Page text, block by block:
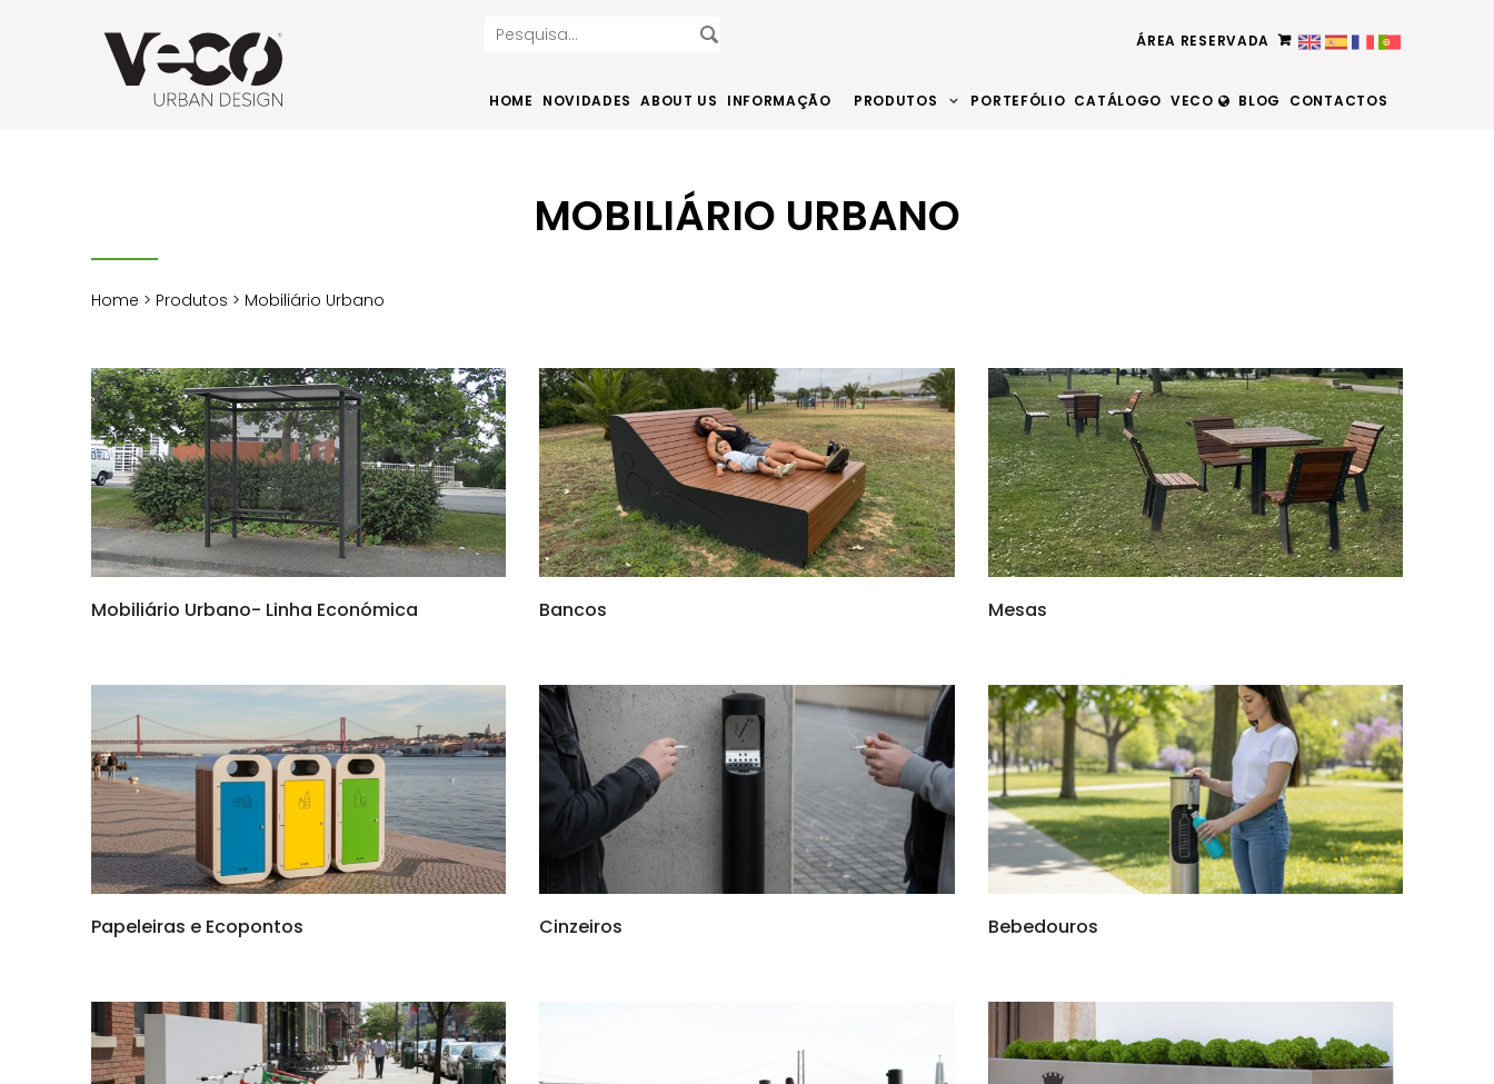
ÁREA RESERVADA
HOME NOVIDADES ABOUT US INFORMAÇÃO PRODUTOS PORTEFÓLIO CATÁLOGO VECO BLOG CONTACTOS
MOBILIÁRIO URBANO
Home > Produtos > Mobiliário Urbano
Mobiliário Urbano- Linha Económica Bancos Mesas
Papeleiras e Ecopontos Cinzeiros Bebedouros